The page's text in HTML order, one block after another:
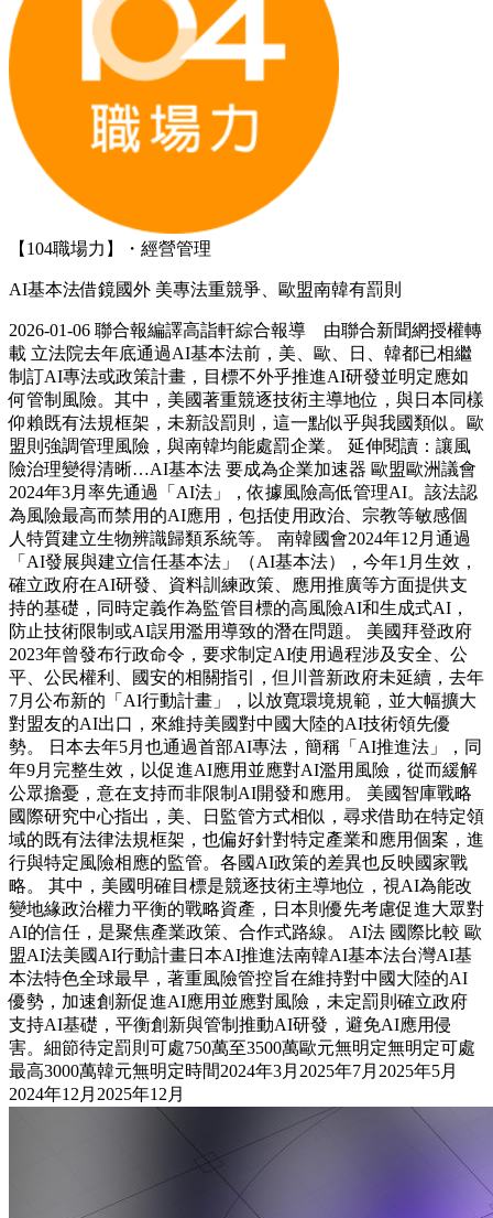
【104職場力】・經營管理
AI基本法借鏡國外 美專法重競爭、歐盟南韓有罰則
2026-01-06 聯合報編譯高詣軒綜合報導 由聯合新聞網授權轉
載 立法院去年底通過AI基本法前，美、歐、日、韓都已相繼
制訂AI專法或政策計畫，目標不外乎推進AI研發並明定應如
何管制風險。其中，美國著重競逐技術主導地位，與日本同樣
仰賴既有法規框架，未新設罰則，這一點似乎與我國類似。歐
盟則強調管理風險，與南韓均能處罰企業。 延伸閱讀：讓風
險治理變得清晰…AI基本法 要成為企業加速器 歐盟歐洲議會
2024年3月率先通過「AI法」，依據風險高低管理AI。該法認
為風險最高而禁用的AI應用，包括使用政治、宗教等敏感個
人特質建立生物辨識歸類系統等。 南韓國會2024年12月通過
「AI發展與建立信任基本法」（AI基本法），今年1月生效，
確立政府在AI研發、資料訓練政策、應用推廣等方面提供支
持的基礎，同時定義作為監管目標的高風險AI和生成式AI，
防止技術限制或AI誤用濫用導致的潛在問題。 美國拜登政府
2023年曾發布行政命令，要求制定AI使用過程涉及安全、公
平、公民權利、國安的相關指引，但川普新政府未延續，去年
7月公布新的「AI行動計畫」，以放寬環境規範，並大幅擴大
對盟友的AI出口，來維持美國對中國大陸的AI技術領先優
勢。 日本去年5月也通過首部AI專法，簡稱「AI推進法」，同
年9月完整生效，以促進AI應用並應對AI濫用風險，從而緩解
公眾擔憂，意在支持而非限制AI開發和應用。 美國智庫戰略
國際研究中心指出，美、日監管方式相似，尋求借助在特定領
域的既有法律法規框架，也偏好針對特定產業和應用個案，進
行與特定風險相應的監管。各國AI政策的差異也反映國家戰
略。 其中，美國明確目標是競逐技術主導地位，視AI為能改
變地緣政治權力平衡的戰略資產，日本則優先考慮促進大眾對
AI的信任，是聚焦產業政策、合作式路線。 AI法 國際比較 歐
盟AI法美國AI行動計畫日本AI推進法南韓AI基本法台灣AI基
本法特色全球最早，著重風險管控旨在維持對中國大陸的AI
優勢，加速創新促進AI應用並應對風險，未定罰則確立政府
支持AI基礎，平衡創新與管制推動AI研發，避免AI應用侵
害。細節待定罰則可處750萬至3500萬歐元無明定無明定可處
最高3000萬韓元無明定時間2024年3月2025年7月2025年5月
2024年12月2025年12月